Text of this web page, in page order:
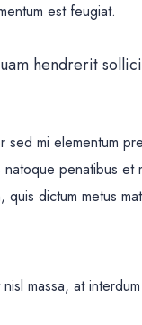
est feugiat.
hendrerit
mi elementum
penatibus et
dictum metus
massa, at